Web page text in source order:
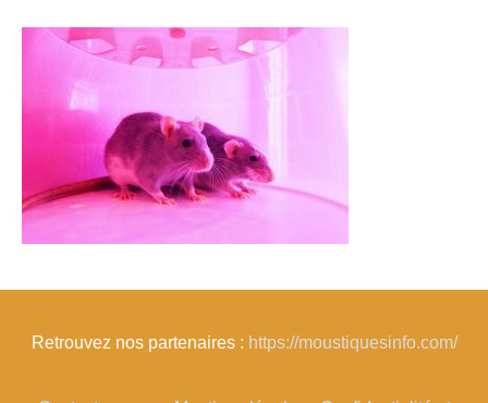
Retrouvez nos partenaires : https://moustiquesinfo.com/